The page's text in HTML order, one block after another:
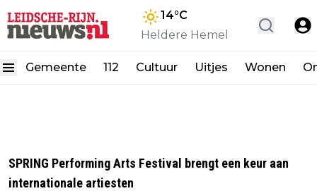
14°C
Heldere Hemel
Gemeente 112 Cultuur Uitjes Wonen
SPRING Performing Arts Festival brengt een keur aan
internationale artiesten